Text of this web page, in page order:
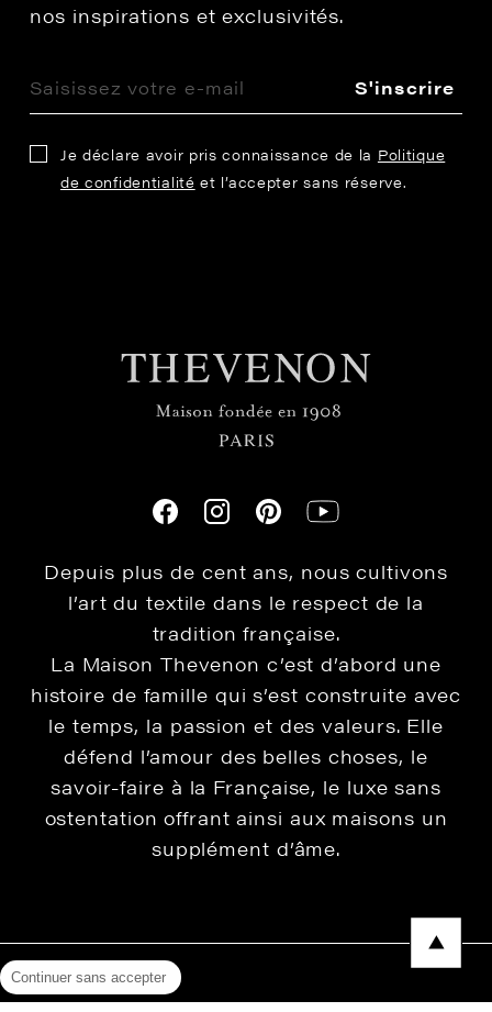
nos inspirations et exclusivités.
S'inscrire
Je déclare avoir pris connaissance de la Politique
de confidentialité et l’accepter sans réserve.
Depuis plus de cent ans, nous cultivons
l’art du textile dans le respect de la
tradition française.
La Maison Thevenon c’est d’abord une
histoire de famille qui s’est construite avec
le temps, la passion et des valeurs. Elle
défend l’amour des belles choses, le
savoir-faire à la Française, le luxe sans
ostentation offrant ainsi aux maisons un
supplément d’âme.
Continuer sans accepter